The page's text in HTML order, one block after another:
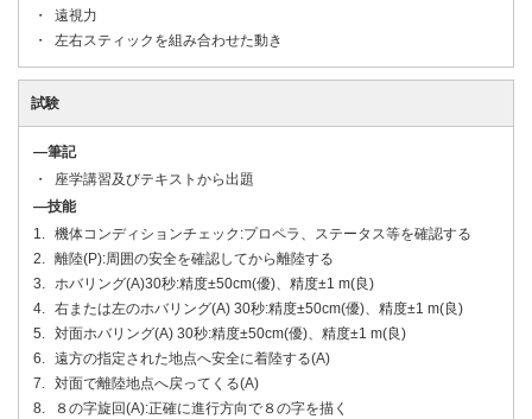
遠視力
左右スティックを組み合わせた動き
試験
―筆記
座学講習及びテキストから出題
―技能
機体コンディションチェック:プロペラ、ステータス等を確認する
離陸(P):周囲の安全を確認してから離陸する
ホバリング(A)30秒:精度±50cm(優)、精度±1 m(良)
右または左のホバリング(A) 30秒:精度±50cm(優)、精度±1 m(良)
対面ホバリング(A) 30秒:精度±50cm(優)、精度±1 m(良)
遠方の指定された地点へ安全に着陸する(A)
対面で離陸地点へ戻ってくる(A)
８の字旋回(A):正確に進行方向で８の字を描く